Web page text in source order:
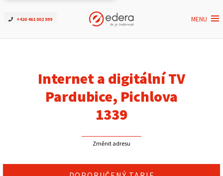
+420 461 002 999 MENU
Ověřit dostupnost
ČEZNET TV
Internet a digitální TV
Pardubice, Pichlova
1339
Změnit adresu